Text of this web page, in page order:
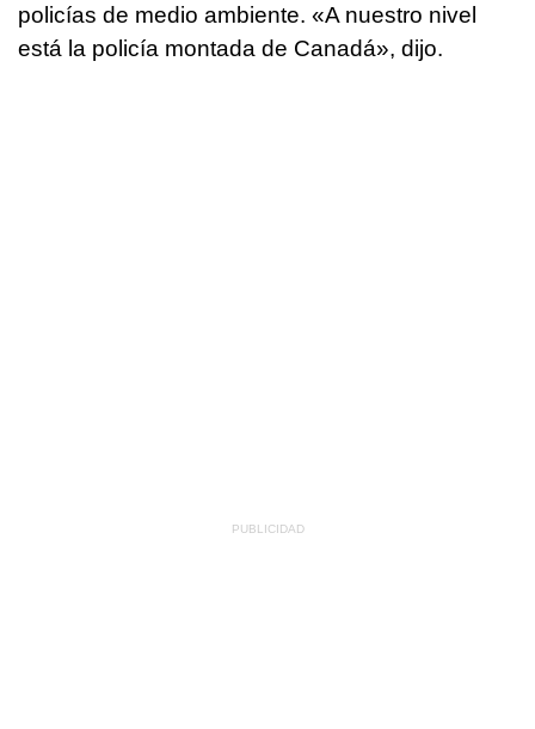
policías de medio ambiente. «A nuestro nivel
está la policía montada de Canadá», dijo.